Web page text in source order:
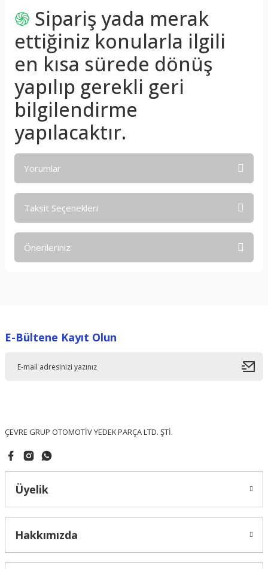
֍ Sipariş yada merak
ettiğiniz konularla ilgili
en kısa sürede dönüş
yapılıp gerekli geri
bilgilendirme
yapılacaktır.
Yorumlar
Taksit Seçenekleri
Önerileriniz
Ürün resmi kalitesiz, bozuk veya görüntülenemiyor.
E-Bültene Kayıt Olun
ÇEVRE GRUP OTOMOTİV YEDEK PARÇA LTD. ŞTİ.
Üyelik
Hakkımızda